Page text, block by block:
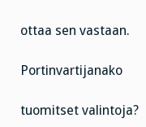
ottaa sen vastaan.
Portinvartijanako
tuomitset valintoja?